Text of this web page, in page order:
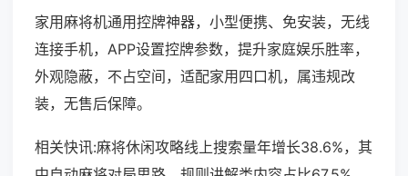
家用麻将机通用控牌神器，小型便携、免安装，无线
连接手机，APP设置控牌参数，提升家庭娱乐胜率，
外观隐蔽，不占空间，适配家用四口机，属违规改
装，无售后保障。
相关快讯:麻将休闲攻略线上搜索量年增长38.6%，其